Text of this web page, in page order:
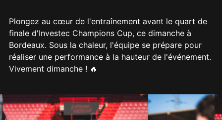
Plongez au cœur de l'entraînement avant le quart de
finale d'Investec Champions Cup, ce dimanche à
Bordeaux. Sous la chaleur, l'équipe se prépare pour
réaliser une performance à la hauteur de l'événement.
Vivement dimanche ! 🔥